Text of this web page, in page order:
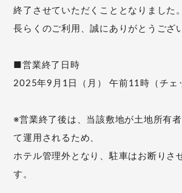
終了させていただくこととなりました。
長らくのご利用、誠にありがとうござ
■営業終了日時
2025年9月1日（月） 午前11時（チェ
※営業終了後は、当該敷地が土地所有
て運用されるため、
ホテル管理外となり、駐車はお断りさ
す。